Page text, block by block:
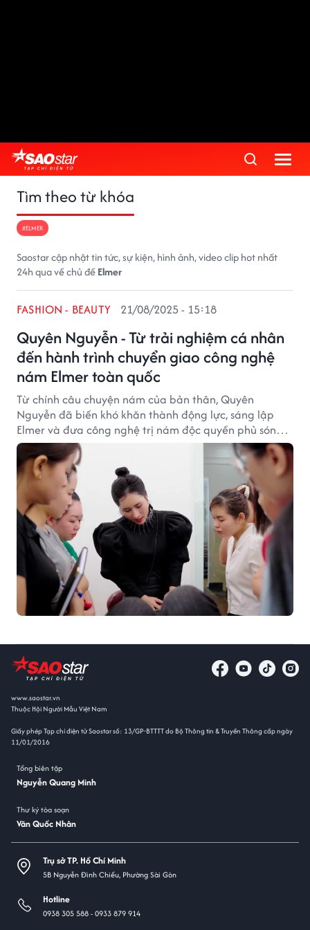
Tìm theo từ khóa
#ELMER
Saostar cập nhật tin tức, sự kiện, hình ảnh, video clip hot nhất
24h qua về chủ đềElmer
Quyên Nguyễn - Từ trải nghiệm cá nhân
đến hành trình chuyển giao công nghệ
nám Elmer toàn quốc
FASHION - BEAUTY 21/08/2025 - 15:18
Từ chính câu chuyện nám của bản thân, Quyên
Nguyễn đã biến khó khăn thành động lực, sáng lập
Elmer và đưa công nghệ trị nám độc quyền phủ sóng
khắp cả nước, mở ra cơ hội nhượng quyền hấp dẫn
với mô hình Mini Home Spa.
www.saostar.vn
Thuộc Hội Người Mẫu Việt Nam
Giấy phép Tạp chí điện tử Saostar số: 13/GP-BTTTT do Bộ Thông tin & Truyền Thông cấp ngày
11/01/2016
Tổng biên tập
Nguyễn Quang Minh
Thư ký tòa soạn
Văn Quốc Nhân
Trụ sở TP. Hồ Chí Minh
5B Nguyễn Đình Chiểu, Phường Sài Gòn
Hotline
0938 305 588 -0933 879 914